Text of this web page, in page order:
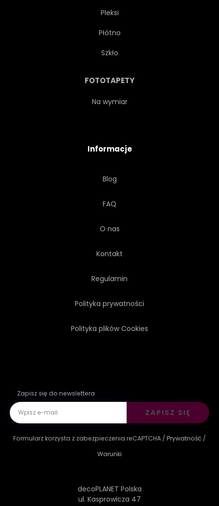
Pleksi
Płótno
Szkło
FOTOTAPETY
Na wymiar
Informacje
Blog
FAQ
O nas
Kontakt
Regulamin
Polityka prywatności
Polityka plików Cookies
Zapisz się do newslettera
ZAPISZ SIĘ
Formularz korzysta z zabezpieczenia reCAPTCHA / Prywatność /
Warunki
decoPLANET Polska
ul. Kasprowicza 47